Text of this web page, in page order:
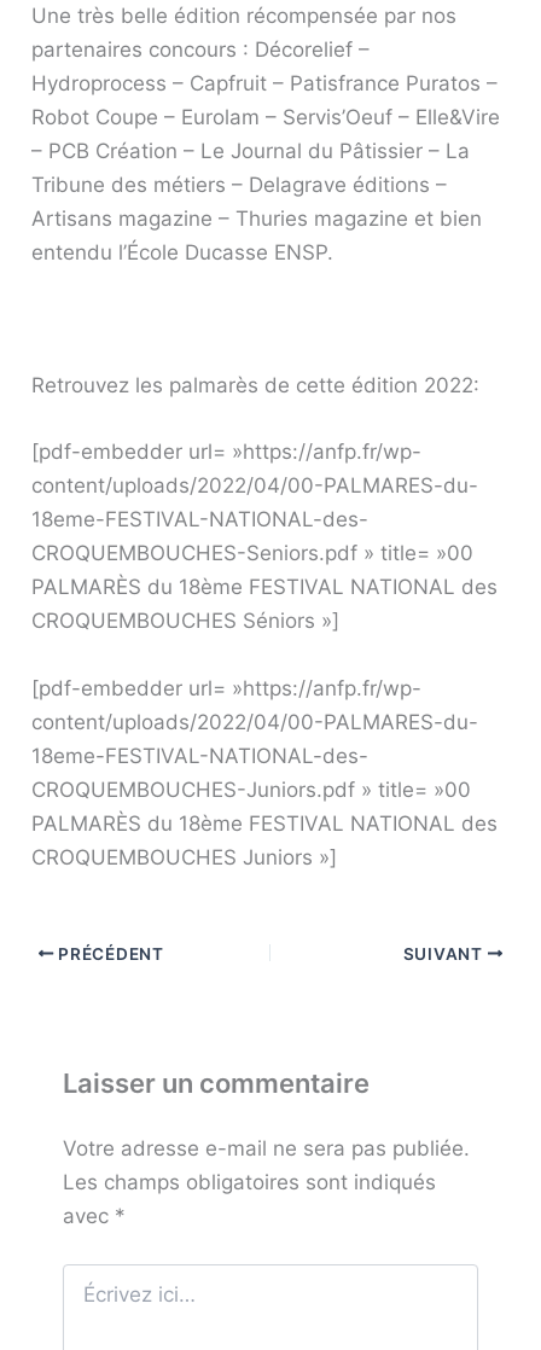
Une très belle édition récompensée par nos
partenaires concours : Décorelief –
Hydroprocess – Capfruit – Patisfrance Puratos –
Robot Coupe – Eurolam – Servis’Oeuf – Elle&Vire
– PCB Création – Le Journal du Pâtissier – La
Tribune des métiers – Delagrave éditions –
Artisans magazine – Thuries magazine et bien
entendu l’École Ducasse ENSP.
Retrouvez les palmarès de cette édition 2022:
[pdf-embedder url= »https://anfp.fr/wp-
content/uploads/2022/04/00-PALMARES-du-
18eme-FESTIVAL-NATIONAL-des-
CROQUEMBOUCHES-Seniors.pdf » title= »00
PALMARÈS du 18ème FESTIVAL NATIONAL des
CROQUEMBOUCHES Séniors »]
[pdf-embedder url= »https://anfp.fr/wp-
content/uploads/2022/04/00-PALMARES-du-
18eme-FESTIVAL-NATIONAL-des-
CROQUEMBOUCHES-Juniors.pdf » title= »00
PALMARÈS du 18ème FESTIVAL NATIONAL des
CROQUEMBOUCHES Juniors »]
PRÉCÉDENT SUIVANT
Laisser un commentaire
Votre adresse e-mail ne sera pas publiée.
Les champs obligatoires sont indiqués
avec *
Écrivez
ici…